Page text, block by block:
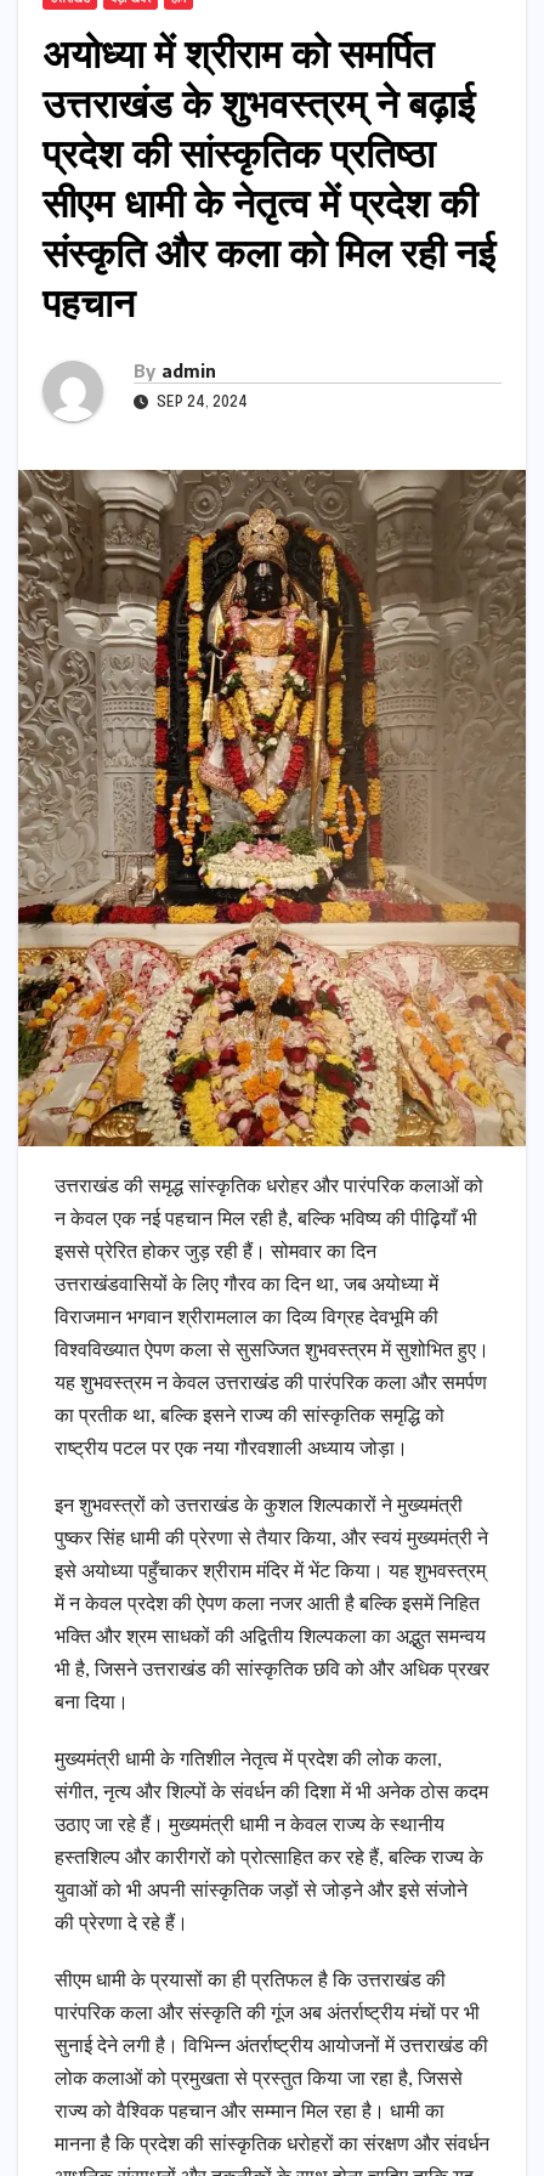
अयोध्या में श्रीराम को समर्पित
उत्तराखंड के शुभवस्त्रम् ने बढ़ाई
प्रदेश की सांस्कृतिक प्रतिष्ठा
सीएम धामी के नेतृत्व में प्रदेश की
संस्कृति और कला को मिल रही नई
पहचान
By admin
SEP 24, 2024
उत्तराखंड की समृद्ध सांस्कृतिक धरोहर और पारंपरिक कलाओं को
न केवल एक नई पहचान मिल रही है, बल्कि भविष्य की पीढ़ियाँ भी
इससे प्रेरित होकर जुड़ रही हैं। सोमवार का दिन
उत्तराखंडवासियों के लिए गौरव का दिन था, जब अयोध्या में
विराजमान भगवान श्रीरामलाल का दिव्य विग्रह देवभूमि की
विश्वविख्यात ऐपण कला से सुसज्जित शुभवस्त्रम में सुशोभित हुए।
यह शुभवस्त्रम न केवल उत्तराखंड की पारंपरिक कला और समर्पण
का प्रतीक था, बल्कि इसने राज्य की सांस्कृतिक समृद्धि को
राष्ट्रीय पटल पर एक नया गौरवशाली अध्याय जोड़ा।
इन शुभवस्त्रों को उत्तराखंड के कुशल शिल्पकारों ने मुख्यमंत्री
पुष्कर सिंह धामी की प्रेरणा से तैयार किया, और स्वयं मुख्यमंत्री ने
इसे अयोध्या पहुँचाकर श्रीराम मंदिर में भेंट किया। यह शुभवस्त्रम्
में न केवल प्रदेश की ऐपण कला नजर आती है बल्कि इसमें निहित
भक्ति और श्रम साधकों की अद्वितीय शिल्पकला का अद्भुत समन्वय
भी है, जिसने उत्तराखंड की सांस्कृतिक छवि को और अधिक प्रखर
बना दिया।
मुख्यमंत्री धामी के गतिशील नेतृत्व में प्रदेश की लोक कला,
संगीत, नृत्य और शिल्पों के संवर्धन की दिशा में भी अनेक ठोस कदम
उठाए जा रहे हैं। मुख्यमंत्री धामी न केवल राज्य के स्थानीय
हस्तशिल्प और कारीगरों को प्रोत्साहित कर रहे हैं, बल्कि राज्य के
युवाओं को भी अपनी सांस्कृतिक जड़ों से जोड़ने और इसे संजोने
की प्रेरणा दे रहे हैं।
सीएम धामी के प्रयासों का ही प्रतिफल है कि उत्तराखंड की
पारंपरिक कला और संस्कृति की गूंज अब अंतर्राष्ट्रीय मंचों पर भी
सुनाई देने लगी है। विभिन्न अंतर्राष्ट्रीय आयोजनों में उत्तराखंड की
लोक कलाओं को प्रमुखता से प्रस्तुत किया जा रहा है, जिससे
राज्य को वैश्विक पहचान और सम्मान मिल रहा है। धामी का
मानना है कि प्रदेश की सांस्कृतिक धरोहरों का संरक्षण और संवर्धन